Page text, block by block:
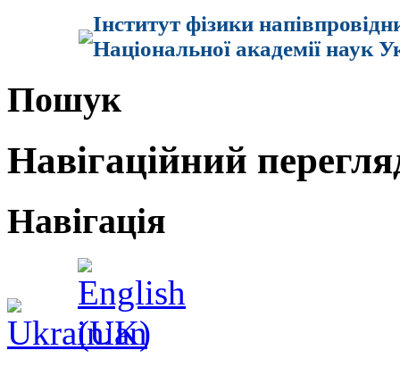
Інститут фізики
Національної академії наук
Пошук
Навігаційний
Навігація